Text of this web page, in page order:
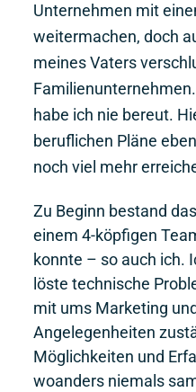
Unternehmen mit
weitermachen, doch
meines Vaters
habe ich nie bereut.
beruflichen Pläne
noch viel mehr
Zu Beginn bestand
einem 4-köpfigen
konnte – so auch ich.
löste technische
mit ums Marketing
Angelegenheiten
Möglichkeiten und
woanders niemals